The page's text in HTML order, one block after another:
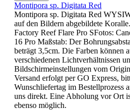
Montipora sp. Digitata Red
Montipora sp. Digitata Red
auf den Bildern abgebildete
Factory Reef Flare Pro SFotos:
16 Pro Maßstab: Der
beträgt 3,5cm. Die Farben können
verschiedenen Lichtverhältnissen
Bildschirmeinstellungen vom
Versand erfolgt per GO Express,
Wunschliefertag im Bestellprozess
uns direkt. Eine Abholung vor Ort
ebenso möglich.